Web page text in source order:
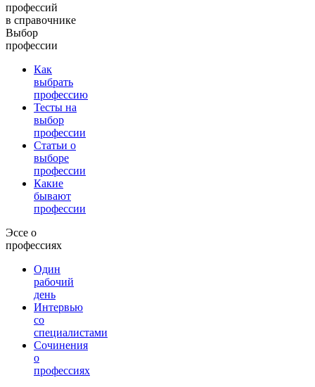
профессий
в справочнике
Выбор
профессии
Как
выбрать
профессию
Тесты на
выбор
профессии
Статьи о
выборе
профессии
Какие
бывают
профессии
Эссе о
профессиях
Один
рабочий
день
Интервью
со
специалистами
Сочинения
о
профессиях